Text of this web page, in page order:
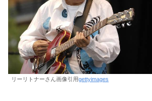
リーリトナーさん画像引用gettyimages